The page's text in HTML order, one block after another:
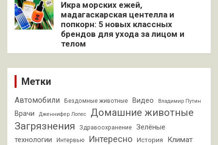
Икра морских ежей,
мадагаскарская центелла и
попкорн: 5 новых классных
брендов для ухода за лицом и
телом
Метки
Автомобили Бездомные животные Видео Владимир Путин
Врачи Дженнифер Лопес
Домашние животные
Загрязнения
Здравоохранение
Зелёные
технологии
Интервью Интересно История Климат